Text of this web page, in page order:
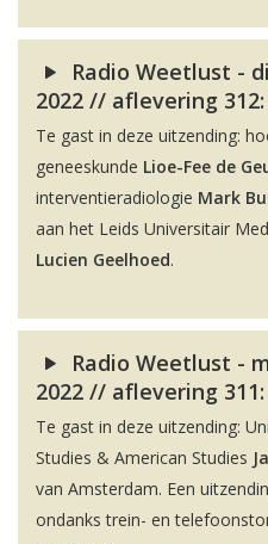
Radio Weetlust -
2022 // aflevering 312:
Te gast in deze uitzending:
geneeskunde Lioe-Fee de
interventieradiologie Mark
aan het Leids Universitair
Lucien Geelhoed.
Radio Weetlust -
2022 // aflevering 311:
Te gast in deze uitzending:
Studies & American Studies
van Amsterdam. Een
ondanks trein- en